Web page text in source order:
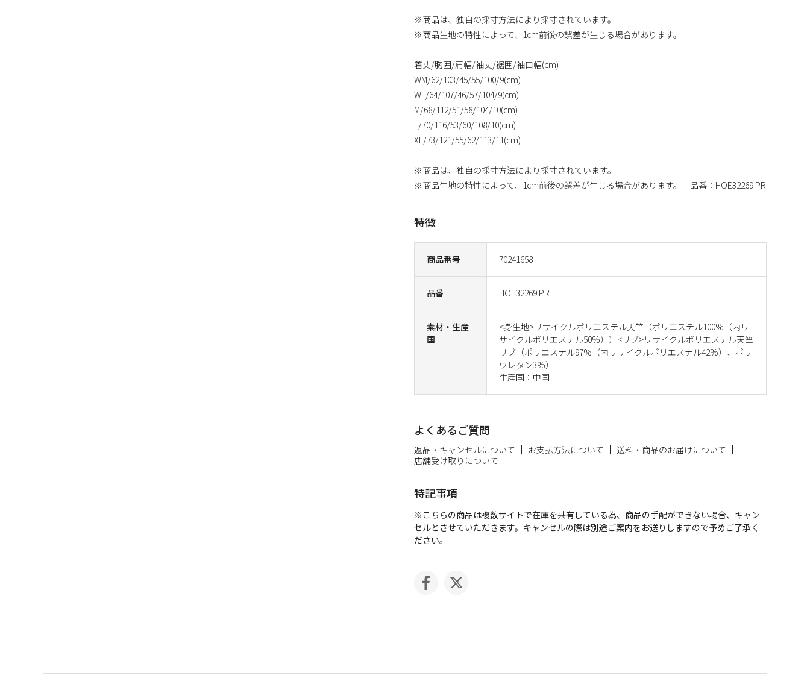
商品番号 70241658
品番 HOE32269 PR
素材・生産
国
<身生地>リサイクルポリエステル天竺（ポリエステル100%（内リ
サイクルポリエステル50%））<リブ>リサイクルポリエステル天竺
リブ（ポリエステル97%（内リサイクルポリエステル42%）、ポリ
ウレタン3%）
生産国：中国
※商品は、独自の採寸方法により採寸されています。
※商品生地の特性によって、1cm前後の誤差が生じる場合があります。
着丈/胸囲/肩幅/袖丈/裾囲/袖口幅(cm)
WM/62/103/45/55/100/9(cm)
WL/64/107/46/57/104/9(cm)
M/68/112/51/58/104/10(cm)
L/70/116/53/60/108/10(cm)
XL/73/121/55/62/113/11(cm)
※商品は、独自の採寸方法により採寸されています。
※商品生地の特性によって、1cm前後の誤差が生じる場合があります。 品番：HOE32269 PR
特徴
よくあるご質問
返品・キャンセルについて お支払方法について
送料・商品のお届けについて
店舗受け取りについて
特記事項
※こちらの商品は複数サイトで在庫を共有している為、商品の手配ができない場合、キャン
セルとさせていただきます。キャンセルの際は別途ご案内をお送りしますので予めご了承く
ださい。